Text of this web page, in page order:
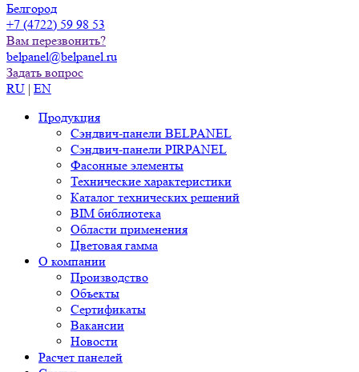
Белгород
+7 (4722) 59 98 53
Вам перезвонить?
belpanel@belpanel.ru
Задать вопрос
RU | EN
Продукция
Сэндвич-панели BELPANEL
Сэндвич-панели PIRPANEL
Фасонные элементы
Технические характеристики
Каталог технических решений
BIM библиотека
Области применения
Цветовая гамма
О компании
Производство
Объекты
Сертификаты
Вакансии
Новости
Расчет панелей